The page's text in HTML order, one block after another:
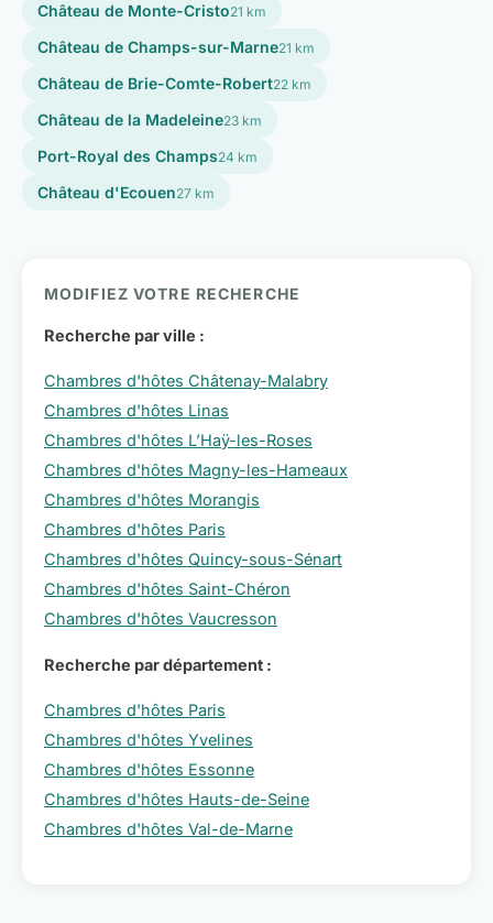
Château de Monte-Cristo21 km
Château de Champs-sur-Marne21 km
Château de Brie-Comte-Robert22 km
Château de la Madeleine23 km
Port-Royal des Champs24 km
Château d'Ecouen27 km
MODIFIEZ VOTRE RECHERCHE
Recherche par ville :
Chambres d'hôtes Châtenay-Malabry
Chambres d'hôtes Linas
Chambres d'hôtes L’Haÿ-les-Roses
Chambres d'hôtes Magny-les-Hameaux
Chambres d'hôtes Morangis
Chambres d'hôtes Paris
Chambres d'hôtes Quincy-sous-Sénart
Chambres d'hôtes Saint-Chéron
Chambres d'hôtes Vaucresson
Recherche par département :
Chambres d'hôtes Paris
Chambres d'hôtes Yvelines
Chambres d'hôtes Essonne
Chambres d'hôtes Hauts-de-Seine
Chambres d'hôtes Val-de-Marne